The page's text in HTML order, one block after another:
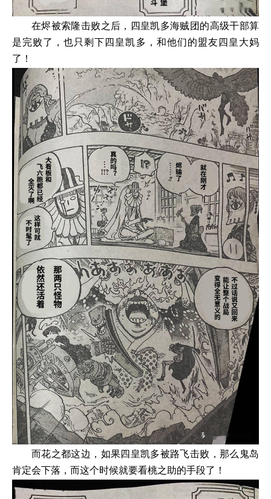
在烬被索隆击败之后，四皇凯多海贼团的高级干部算
是完败了，也只剩下四皇凯多，和他们的盟友四皇大妈
了！
而花之都这边，如果四皇凯多被路飞击败，那么鬼岛
肯定会下落，而这个时候就要看桃之助的手段了！